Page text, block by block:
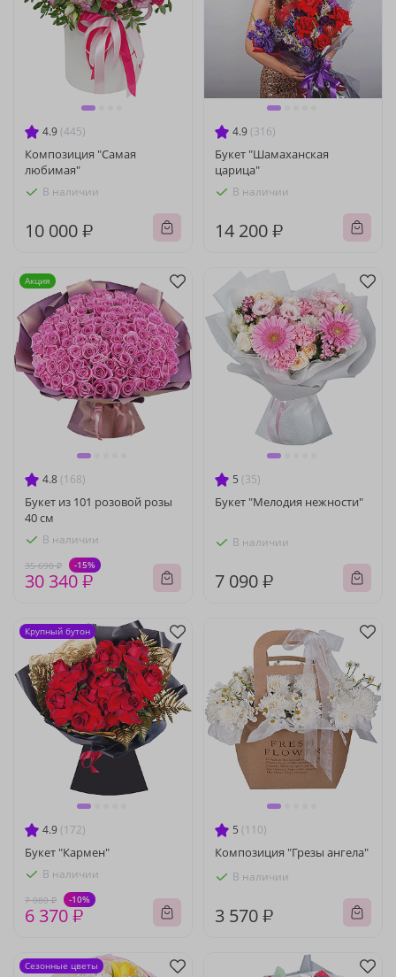
4.9 (445)
Композиция "Самая
любимая"
В наличии
10 000 ₽
4.9 (316)
Букет "Шамаханская
царица"
В наличии
14 200 ₽
4.8 (168)
Букет из 101 розовой розы
40 см
В наличии
35 690 ₽ -15%
30 340 ₽
Акция
5 (35)
Букет "Мелодия нежности"
В наличии
7 090 ₽
4.9 (172)
Букет "Кармен"
В наличии
7 080 ₽ -10%
6 370 ₽
Крупный бутон
5 (110)
Композиция "Грезы ангела"
В наличии
3 570 ₽
Сезонные цветы